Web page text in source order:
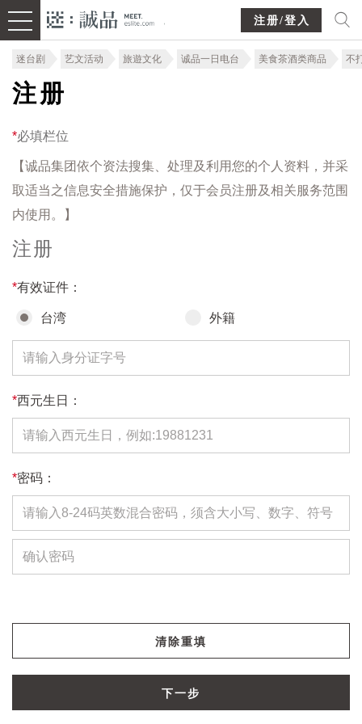
注册/登入
迷台剧 艺文活动 旅遊文化 诚品一日电台 美食茶酒类商品 不
注册
*必填栏位
【诚品集团依个资法搜集、处理及利用您的个人资料，并采
取适当之信息安全措施保护，仅于会员注册及相关服务范围
内使用。】
注册
*有效证件：
台湾 外籍
*西元生日：
*密码：